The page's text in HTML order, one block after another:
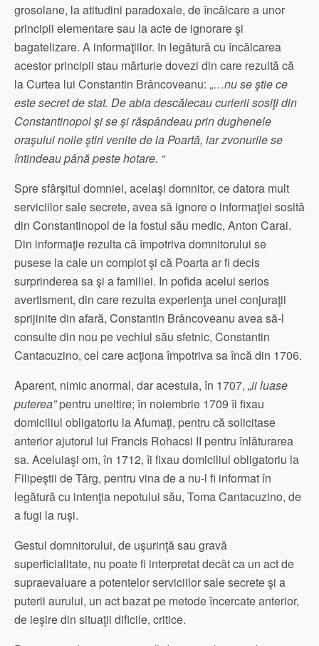
grosolane, la atitudini paradoxale, de încălcare a unor
principii elementare sau la acte de ignorare şi
bagatelizare. A informaţiilor. In legătură cu încălcarea
acestor principii stau mărturie dovezi din care rezultă că
la Curtea lui Constantin Brâncoveanu: „…nu se ştie ce
este secret de stat. De abia descălecau curierii sosiţi din
Constantinopolşi se şi răspândeau prin dughenele
oraşului noile ştiri venite de la Poartă, iar zvonurile se
întindeau până peste hotare. “
Spre sfârşitul domniei, acelaşi domnitor, ce datora mult
serviciilor sale secrete, avea să ignore o informaţiei sosită
din Constantinopol de la fostul său medic, Anton Carai.
Din informaţie rezulta că împotriva domnitorului se
pusese la cale un complot şi că Poarta ar fi decis
surprinderea sa şi a familiei. In pofida acelui serios
avertisment, din care rezulta experienţa unei conjuraţii
sprijinite din afară, Constantin Brâncoveanu avea să-l
consulte din nou pe vechiul său sfetnic, Constantin
Cantacuzino, cel care acţiona împotriva sa încă din 1706.
Aparent, nimic anormal, dar acestuia, în 1707, „ii luase
puterea”pentru uneltire; în noiembrie 1709 îi fixau
domiciliul obligatoriu la Afumaţi, pentru că solicitase
anterior ajutorul lui Francis Rohacsi II pentru înlăturarea
sa. Aceluiaşi om, în 1712, îi fixau domiciliul obligatoriu la
Filipeştii de Târg, pentru vina de a nu-l fi informat în
legătură cu intenţia nepotului său, Toma Cantacuzino, de
a fugi la ruşi.
Gestul domnitorului, de uşurinţă sau gravă
superficialitate, nu poate fi interpretat decât ca un act de
supraevaluare a potentelor serviciilor sale secrete şi a
puterii aurului, un act bazat pe metode încercate anterior,
de ieşire din situaţii dificile, critice.